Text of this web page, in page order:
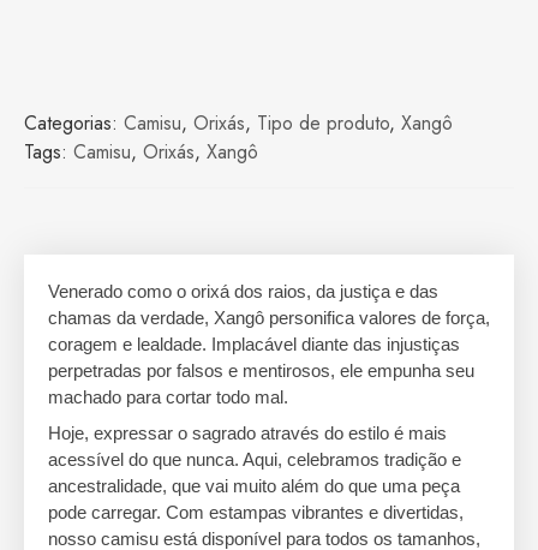
Categorias: Camisu, Orixás, Tipo de produto, Xangô
Tags: Camisu, Orixás, Xangô
Venerado como o orixá dos raios, da justiça e das
chamas da verdade, Xangô personifica valores de força,
coragem e lealdade. Implacável diante das injustiças
perpetradas por falsos e mentirosos, ele empunha seu
machado para cortar todo mal.
Hoje, expressar o sagrado através do estilo é mais
acessível do que nunca. Aqui, celebramos tradição e
ancestralidade, que vai muito além do que uma peça
pode carregar. Com estampas vibrantes e divertidas,
nosso camisu está disponível para todos os tamanhos,